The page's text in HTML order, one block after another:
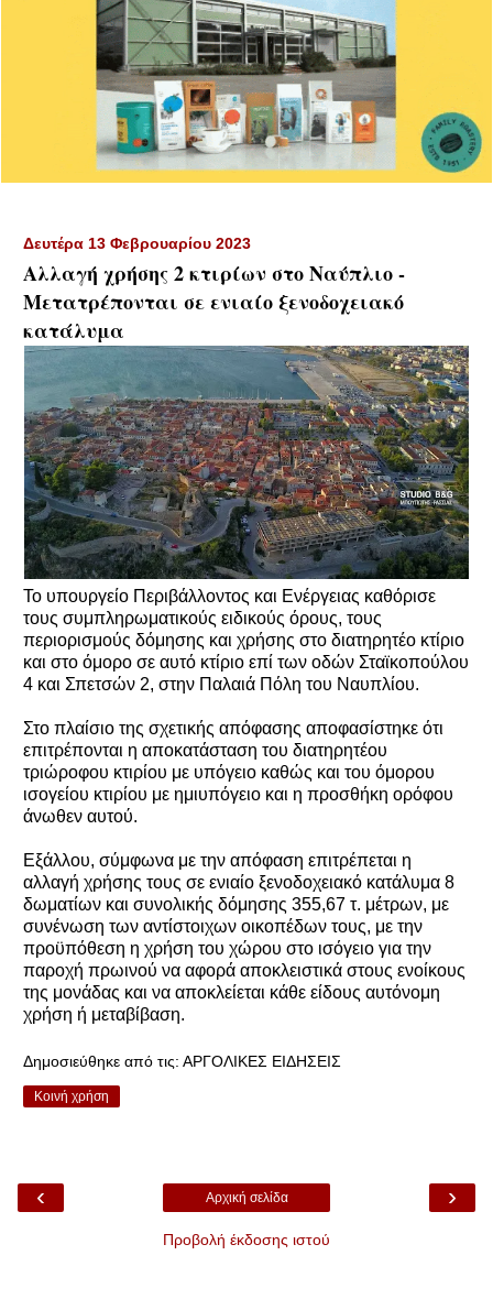
Δευτέρα 13 Φεβρουαρίου 2023
Αλλαγή χρήσης 2 κτιρίων στο Ναύπλιο -
Μετατρέπονται σε ενιαίο ξενοδοχειακό
κατάλυμα
Το υπουργείο Περιβάλλοντος και Ενέργειας καθόρισε
τους συμπληρωματικoύς ειδικούς όρους, τους
περιορισμούς δόμησης και χρήσης στο διατηρητέο κτίριο
και στο όμορο σε αυτό κτίριο επί των οδών Σταϊκοπούλου
4 και Σπετσών 2, στην Παλαιά Πόλη του Ναυπλίου.
Στο πλαίσιο της σχετικής απόφασης αποφασίστηκε ότι
επιτρέπονται η αποκατάσταση του διατηρητέου
τριώροφου κτιρίου με υπόγειο καθώς και του όμορου
ισογείου κτιρίου με ημιυπόγειο και η προσθήκη ορόφου
άνωθεν αυτού.
Εξάλλου, σύμφωνα με την απόφαση επιτρέπεται η
αλλαγή χρήσης τους σε ενιαίο ξενοδοχειακό κατάλυμα 8
δωματίων και συνολικής δόμησης 355,67 τ. μέτρων, με
συνένωση των αντίστοιχων οικοπέδων τους, με την
προϋπόθεση η χρήση του χώρου στο ισόγειο για την
παροχή πρωινού να αφορά αποκλειστικά στους ενοίκους
της μονάδας και να αποκλείεται κάθε είδους αυτόνομη
χρήση ή μεταβίβαση.
Δημοσιεύθηκε από τις: ΑΡΓΟΛΙΚΕΣ ΕΙΔΗΣΕΙΣ
Κοινή χρήση
‹ ›
Αρχική σελίδα
Προβολή έκδοσης ιστού